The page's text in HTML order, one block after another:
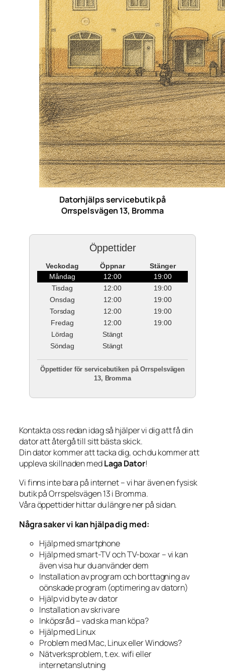
Datorhjälps servicebutik på
Orrspelsvägen 13, Bromma
Öppettider
Veckodag Öppnar
Stänger
Måndag
12:00
19:00
Tisdag
12:00
19:00
Onsdag
12:00
19:00
Torsdag
12:00
19:00
Fredag
12:00
19:00
Lördag
Stängt
Söndag
Stängt
Öppettider för servicebutiken på Orrspelsvägen
13, Bromma
Kontakta oss redan idag så hjälper vi dig att få din
dator att återgå till sitt bästa skick.
Din dator kommer att tacka dig, och du kommer att
uppleva skillnaden medLaga Dator!
Vi finns inte bara på internet – vi har även en fysisk
butik på Orrspelsvägen 13 i Bromma.
Våra öppettider hittar du längre ner på sidan.
Några saker vi kan hjälpa dig med:
Hjälp med smartphone
Hjälp med smart-TV och TV-boxar – vi kan
även visa hur du använder dem
Installation av program och borttagning av
oönskade program (optimering av datorn)
Hjälp vid byte av dator
Installation av skrivare
Inköpsråd – vad ska man köpa?
Hjälp med Linux
Problem med Mac, Linux eller Windows?
Nätverksproblem, t.ex. wifi eller
internetanslutning